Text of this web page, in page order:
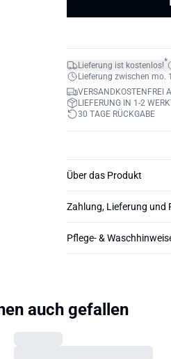
Lieferung ist kostenlos!*
Lieferung zwischen mo.
VERSANDKOSTENFREI
LIEFERUNG IN 1-2
30 TAGE RÜCKGABE
Über das Produkt
Zahlung, Lieferung und
Pflege- &
auch gefallen